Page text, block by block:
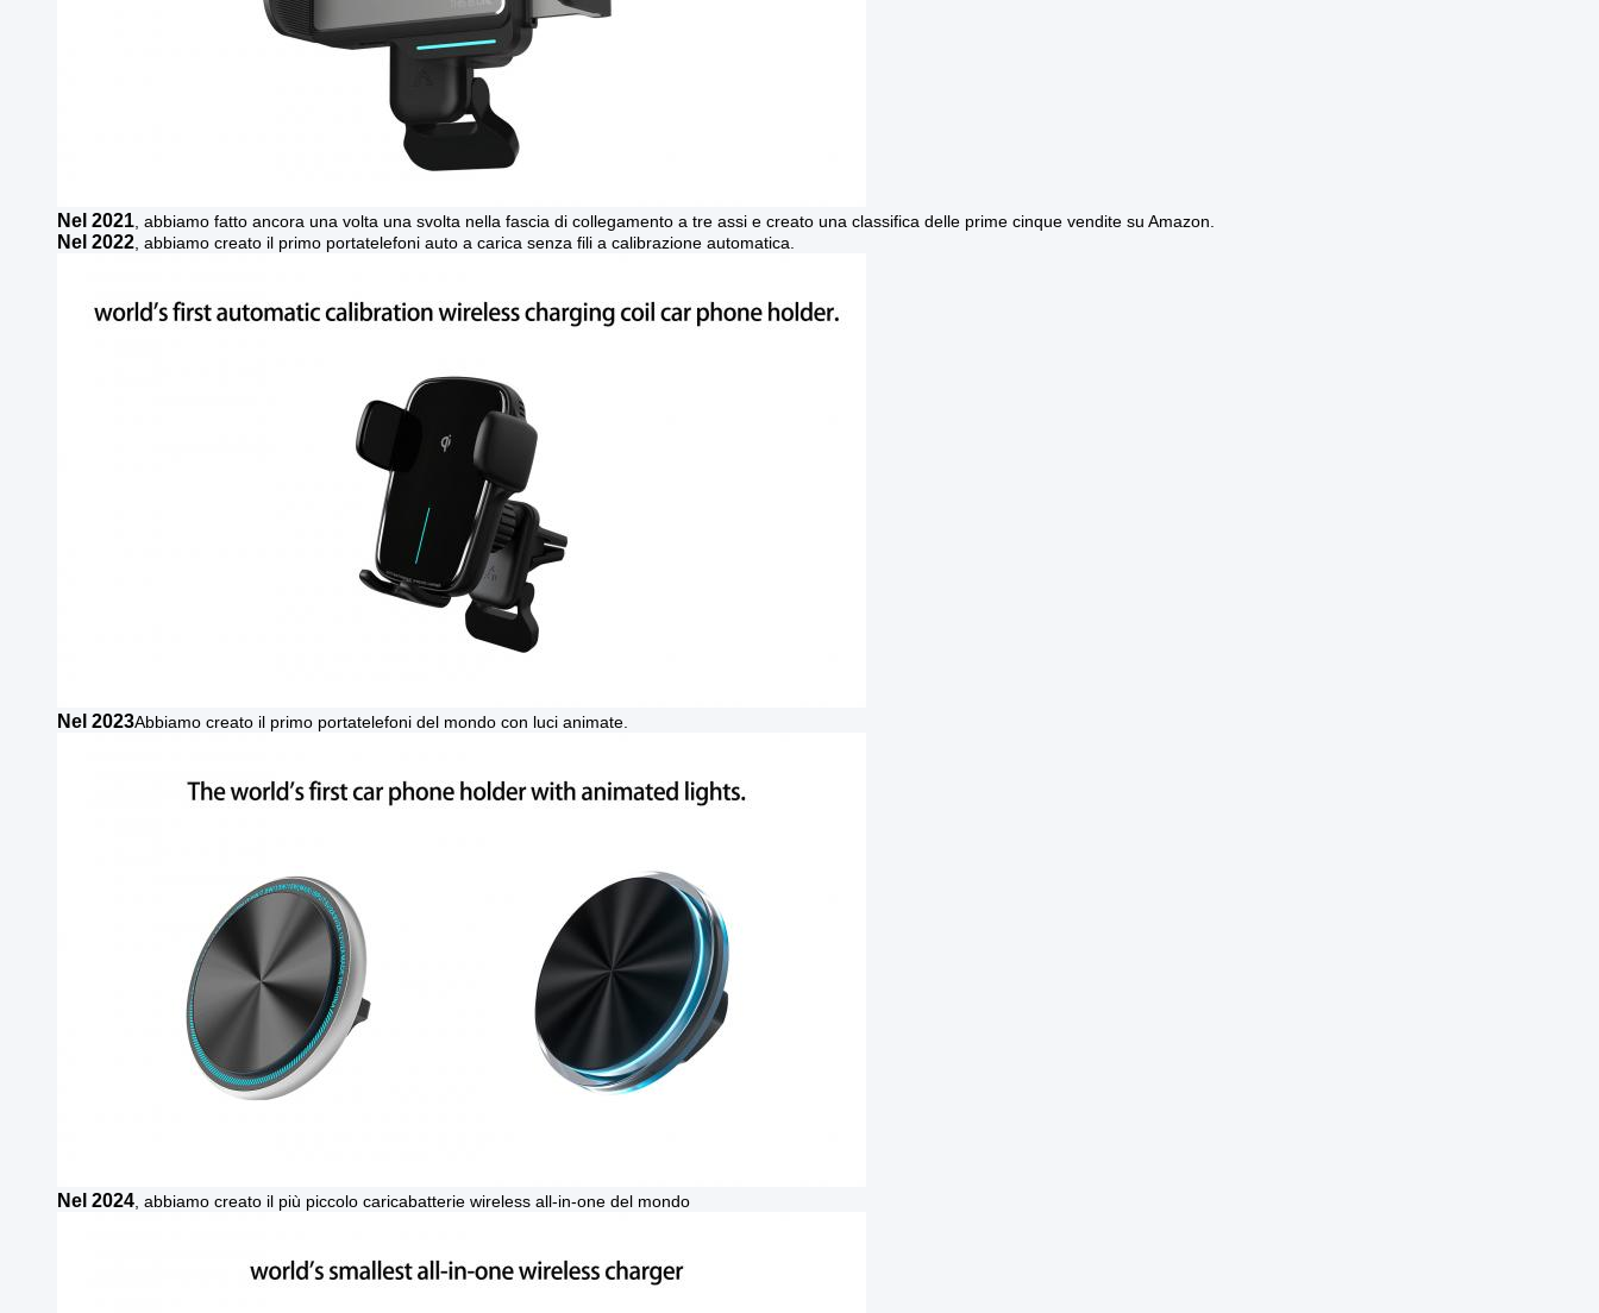
Nel 2021 , abbiamo fatto ancora una volta una svolta nella fascia di collegamento a tre assi e creato una classifica delle prime cinque vendite su Amazon.
Nel 2022 , abbiamo creato il primo portatelefoni auto a carica senza fili a calibrazione automatica.
Nel 2023Abbiamo creato il primo portatelefoni del mondo con luci animate.
Nel 2024 , abbiamo creato il più piccolo caricabatterie wireless all-in-one del mondo